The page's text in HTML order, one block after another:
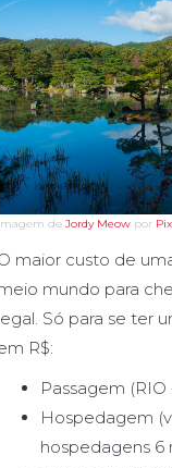
de Jordy Meow por
maior custo de
mundo para
Só para se ter
R$:
Passagem (RIO
Hospedagem
hospedagens 6